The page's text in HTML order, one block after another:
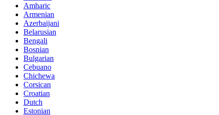
Amharic
Armenian
Azerbaijani
Belarusian
Bengali
Bosnian
Bulgarian
Cebuano
Chichewa
Corsican
Croatian
Dutch
Estonian